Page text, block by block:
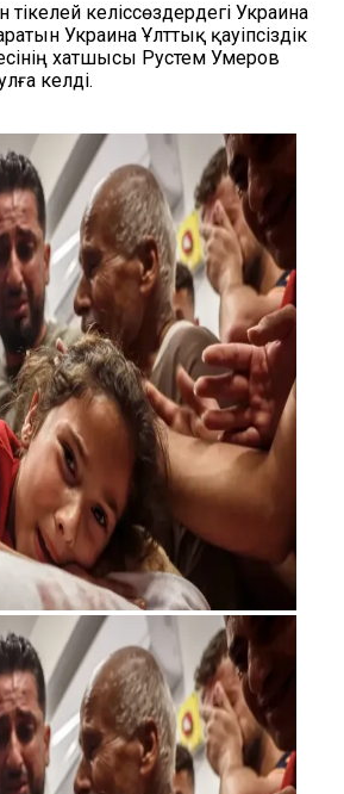
келіссөздердегі Украина
Украина Ұлттық қауіпсіздік
хатшысы Рустем Умеров
келді.